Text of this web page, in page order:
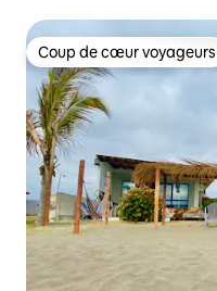
Coup de cœur voyageurs
Coup de cœur voyageurs